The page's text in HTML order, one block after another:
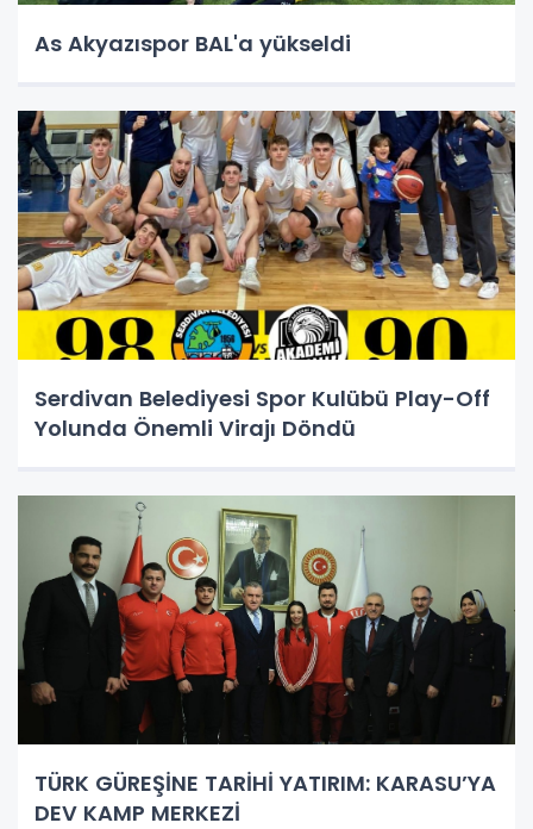
As Akyazıspor BAL'a yükseldi
Serdivan Belediyesi Spor Kulübü Play-Off
Yolunda Önemli Virajı Döndü
TÜRK GÜREŞİNE TARİHİ YATIRIM: KARASU’YA
DEV KAMP MERKEZİ